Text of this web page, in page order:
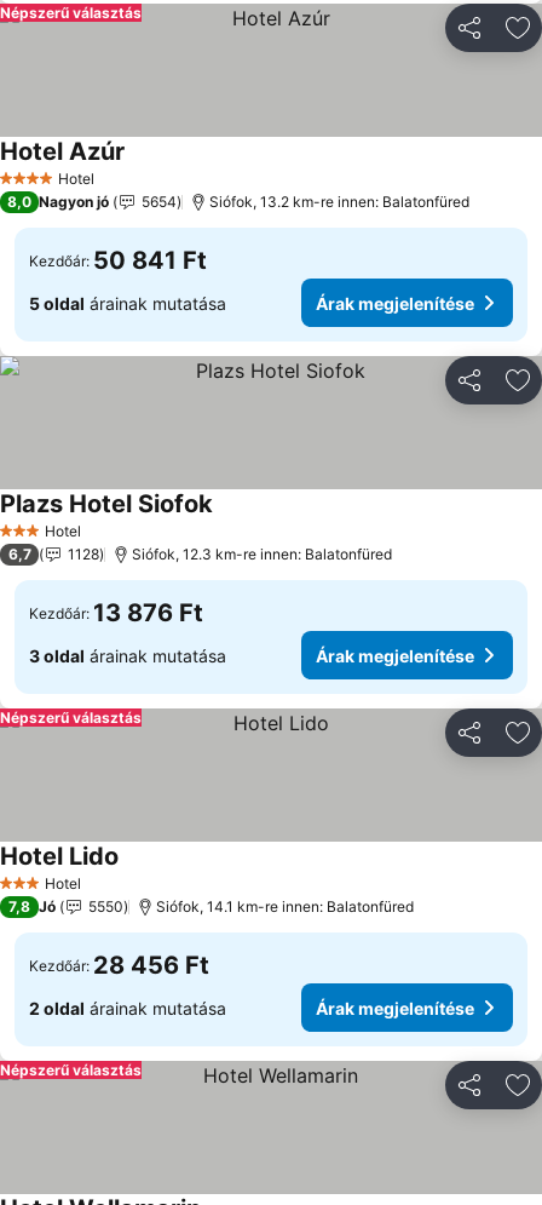
Népszerű választás
4 KategóriaHotel
Hotel Azúr
8,0 Nagyon jó 5654 Siófok, 13.2 km-re innen: Balatonfüred
Kezdőár: 50 841 Ft
5 oldal árainak mutatása Árak megjelenítése
3 Kategória
Hotel
Plazs Hotel SiofokÁrak megjelenítése
6,7 1128 Siófok, 12.3 km-re innen: Balatonfüred
Kezdőár: 13 876 Ft
3 oldal árainak mutatása Árak megjelenítése
Népszerű választás
3 Kategória
Hotel
Hotel Lido
7,8 Jó 5550 Siófok, 14.1 km-re innen: Balatonfüred
Kezdőár: 28 456 Ft
2 oldal árainak mutatása Árak megjelenítése
Népszerű választás